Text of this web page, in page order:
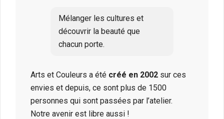
Mélanger les cultures et
découvrir la beauté que
chacun porte.
Arts et Couleurs a été créé en 2002 sur ces
envies et depuis, ce sont plus de 1500
personnes qui sont passées par l’atelier.
Notre avenir est libre aussi !